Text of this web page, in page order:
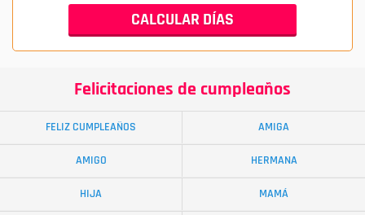
Felicitaciones de cumpleaños
FELIZ CUMPLEAÑOS AMIGA
AMIGO HERMANA
HIJA MAMÁ